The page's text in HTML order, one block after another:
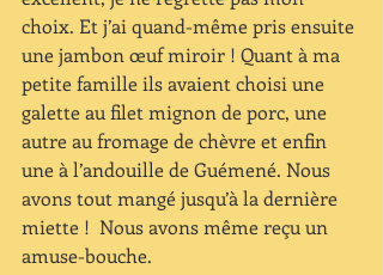
choix. Et j’ai quand-même pris ensuite
une jambon œuf miroir ! Quant à ma
petite famille ils avaient choisi une
galette au filet mignon de porc, une
autre au fromage de chèvre et enfin
une à l’andouille de Guémené. Nous
avons tout mangé jusqu’à la dernière
miette !  Nous avons même reçu un
amuse-bouche.